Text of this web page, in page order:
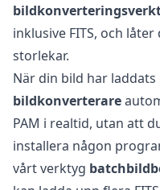
inklusive FITS, och
storlekar.
När din bild har
bildkonverterare
PAM i realtid, utan att
installera någon
vårt verktyg